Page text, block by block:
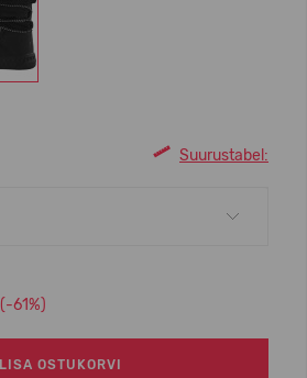
Suurustabel:
(-61%)
LISA OSTUKORVI